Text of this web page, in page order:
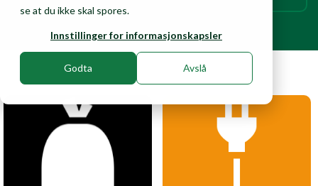
se at du ikke skal spores.
Innstillinger for informasjonskapsler
Godta Avslå